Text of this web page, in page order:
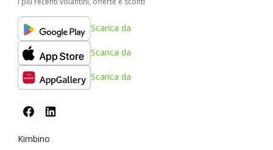
Scarica da
Scarica da
Scarica da
Kimbino